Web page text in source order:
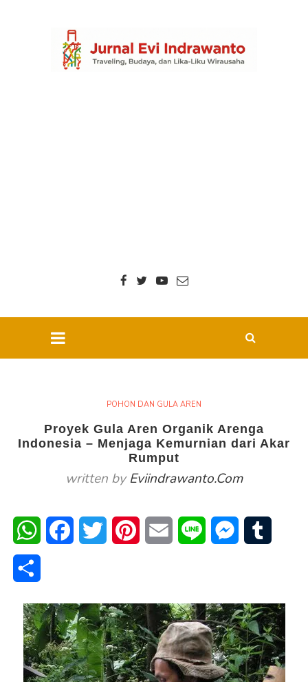
POHON DAN GULA AREN
Proyek Gula Aren Organik Arenga
Indonesia – Menjaga Kemurnian dari Akar
Rumput
written byEviindrawanto.com
WhatsAppFacebookTwitter PinterestEmail Line Messenger